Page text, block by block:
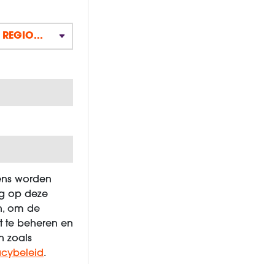
worden
op deze
om de
te beheren en
zoals
.